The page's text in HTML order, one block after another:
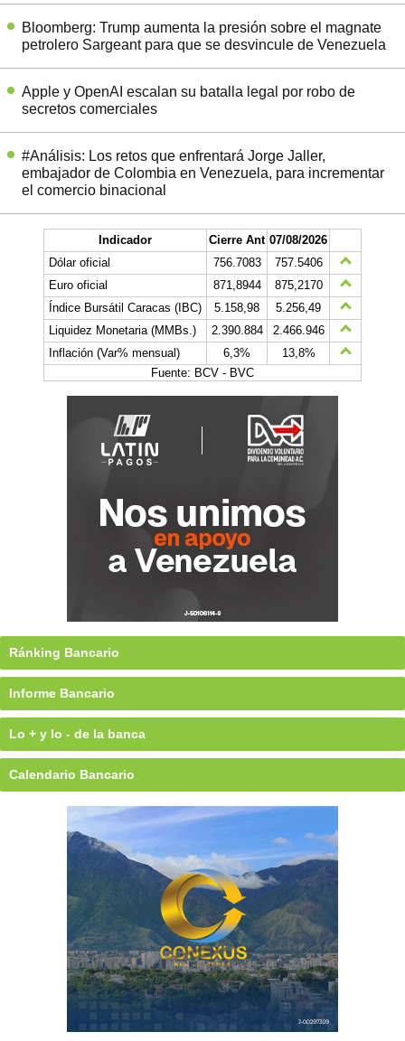
Bloomberg: Trump aumenta la presión sobre el magnate
petrolero Sargeant para que se desvincule de Venezuela
Apple y OpenAI escalan su batalla legal por robo de
secretos comerciales
#Análisis: Los retos que enfrentará Jorge Jaller,
embajador de Colombia en Venezuela, para incrementar
el comercio binacional
Indicador Cierre Ant 07/08/2026
Dólar oficial
756.7083
757.5406
Euro oficial
871,8944
875,2170
Índice Bursátil Caracas (IBC)
5.158,98
5.256,49
Liquidez Monetaria (MMBs.)
2.390.884
2.466.946
Inflación (Var% mensual)
6,3%
13,8%
Fuente: BCV - BVC
Ránking Bancario
Informe Bancario
Lo + y lo - de la banca
Calendario Bancario